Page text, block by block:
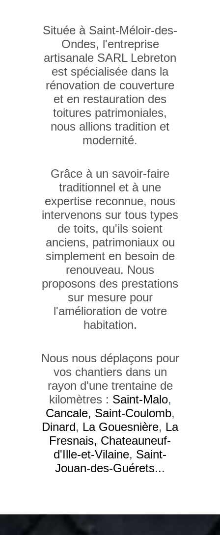
Située à Saint-Méloir-des-
Ondes, l'entreprise
artisanale SARL Lebreton
est spécialisée dans la
rénovation de couverture
et en restauration des
toitures patrimoniales,
nous allions tradition et
modernité.
Grâce à un savoir-faire
traditionnel et à une
expertise reconnue, nous
intervenons sur tous types
de toits, qu'ils soient
anciens, patrimoniaux ou
simplement en besoin de
renouveau. Nous
proposons des prestations
sur mesure pour
l'amélioration de votre
habitation.
Nous nous déplaçons pour
vos chantiers dans un
rayon d'une trentaine de
kilomètres : Saint-Malo,
Cancale, Saint-Coulomb,
Dinard, La Gouesnière, La
Fresnais, Chateauneuf-
d'Ille-et-Vilaine, Saint-
Jouan-des-Guérets...